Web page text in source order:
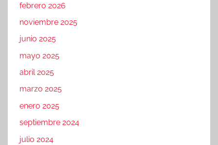
febrero 2026
noviembre 2025
junio 2025
mayo 2025
abril 2025
marzo 2025
enero 2025
septiembre 2024
julio 2024